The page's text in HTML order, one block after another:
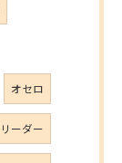
オセロ
リーダー